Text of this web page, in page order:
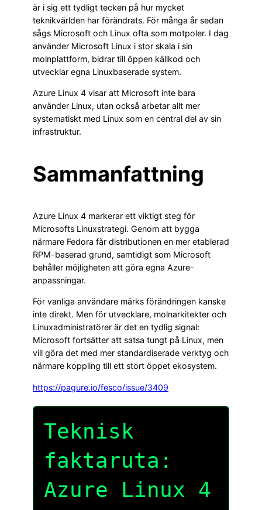
är i sig ett tydligt tecken på hur mycket
teknikvärlden har förändrats. För många år sedan
sågs Microsoft och Linux ofta som motpoler. I dag
använder Microsoft Linux i stor skala i sin
molnplattform, bidrar till öppen källkod och
utvecklar egna Linuxbaserade system.
Azure Linux 4 visar att Microsoft inte bara
använder Linux, utan också arbetar allt mer
systematiskt med Linux som en central del av sin
infrastruktur.
Sammanfattning
Azure Linux 4 markerar ett viktigt steg för
Microsofts Linuxstrategi. Genom att bygga
närmare Fedora får distributionen en mer etablerad
RPM-baserad grund, samtidigt som Microsoft
behåller möjligheten att göra egna Azure-
anpassningar.
För vanliga användare märks förändringen kanske
inte direkt. Men för utvecklare, molnarkitekter och
Linuxadministratörer är det en tydlig signal:
Microsoft fortsätter att satsa tungt på Linux, men
vill göra det med mer standardiserade verktyg och
närmare koppling till ett stort öppet ekosystem.
https://pagure.io/fesco/issue/3409
Teknisk
faktaruta:
Azure Linux 4